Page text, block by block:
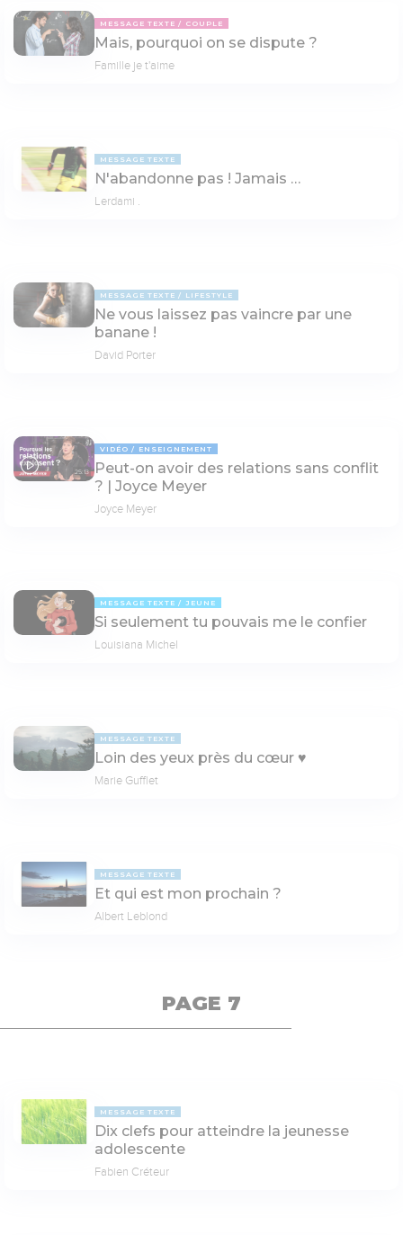
MESSAGE TEXTE COUPLE
Mais, pourquoi on se dispute ?
Famille je t'aime
MESSAGE TEXTE
N'abandonne pas ! Jamais …
Lerdami .
MESSAGE TEXTE LIFESTYLE
Ne vous laissez pas vaincre par une
banane !
David Porter
25:13
VIDÉO ENSEIGNEMENT
Peut-on avoir des relations sans conflit
? | Joyce Meyer
Joyce Meyer
MESSAGE TEXTE JEUNE
Si seulement tu pouvais me le confier
Louisiana Michel
MESSAGE TEXTE
Loin des yeux près du cœur ♥️
Marie Gufflet
MESSAGE TEXTE
Et qui est mon prochain ?
Albert Leblond
PAGE 7
MESSAGE TEXTE
Dix clefs pour atteindre la jeunesse
adolescente
Fabien Créteur